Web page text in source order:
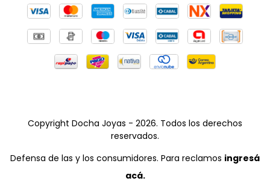
Copyright Docha Joyas - 2026. Todos los derechos
reservados.
Defensa de las y los consumidores. Para reclamos ingresá
acá.